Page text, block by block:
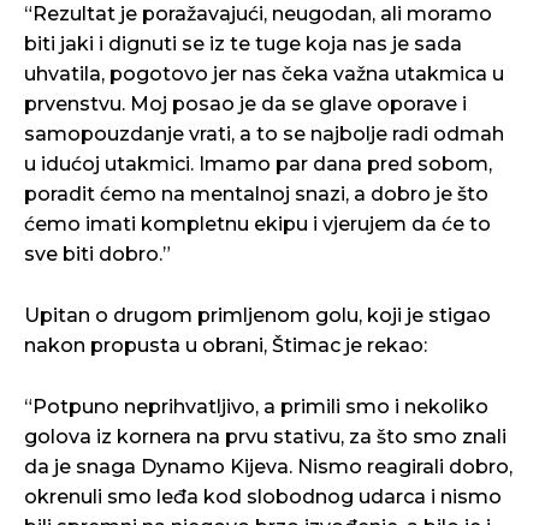
“Rezultat je poražavajući, neugodan, ali moramo
biti jaki i dignuti se iz te tuge koja nas je sada
uhvatila, pogotovo jer nas čeka važna utakmica u
prvenstvu. Moj posao je da se glave oporave i
samopouzdanje vrati, a to se najbolje radi odmah
u idućoj utakmici. Imamo par dana pred sobom,
poradit ćemo na mentalnoj snazi, a dobro je što
ćemo imati kompletnu ekipu i vjerujem da će to
sve biti dobro.”
Upitan o drugom primljenom golu, koji je stigao
nakon propusta u obrani, Štimac je rekao:
“Potpuno neprihvatljivo, a primili smo i nekoliko
golova iz kornera na prvu stativu, za što smo znali
da je snaga Dynamo Kijeva. Nismo reagirali dobro,
okrenuli smo leđa kod slobodnog udarca i nismo